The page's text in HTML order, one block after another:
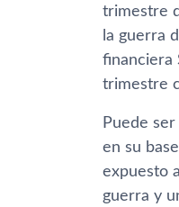
trimestre
la guerra
financiera
trimestre
Puede
en su
expuesto
guerra y